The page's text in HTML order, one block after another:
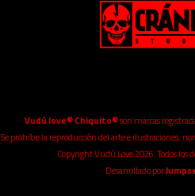
Vudú love® Chiquito®son marcas
Se prohíbe la reproducción del arte e ilustraciones,
Copyright Vudú Love 2026. Todos los
Desarrollado por